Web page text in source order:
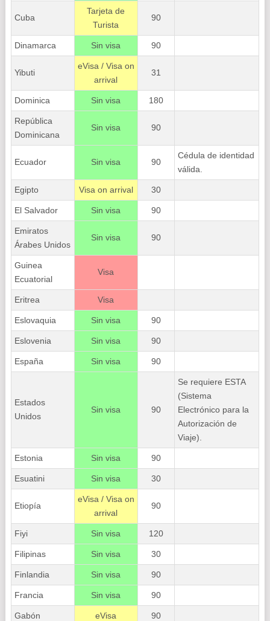
Cuba
Tarjeta de
Turista
90
Dinamarca Sin visa 90
Yibuti
eVisa / Visa on
arrival
31
Dominica Sin visa 180
República
Dominicana
Sin visa 90
Ecuador Sin visa 90
Cédula de identidad
válida.
Egipto Visa on arrival 30
El Salvador Sin visa 90
Emiratos
Árabes Unidos
Sin visa 90
Guinea
Ecuatorial
Visa
Eritrea Visa
Eslovaquia Sin visa 90
Eslovenia Sin visa 90
España Sin visa 90
Estados
Unidos
Sin visa 90
Se requiere ESTA
(Sistema
Electrónico para la
Autorización de
Viaje).
Estonia Sin visa 90
Esuatini Sin visa 30
Etiopía
eVisa / Visa on
arrival
90
Fiyi Sin visa 120
Filipinas Sin visa 30
Finlandia Sin visa 90
Francia Sin visa 90
Gabón eVisa 90